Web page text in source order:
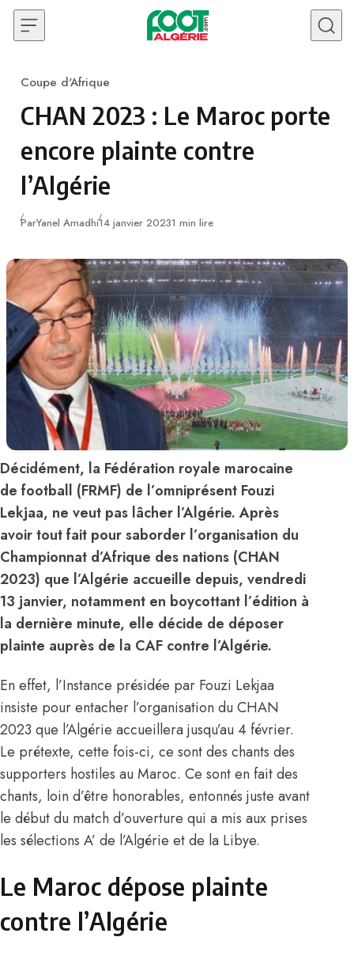
Skip to content
Category
Coupe d'Afrique
CHAN 2023 : Le Maroc porte
encore plainte contre
l’Algérie
ParYanel AmadhiPublié
14 janvier 20231 min lire
Décidément, la Fédération royale marocaine
de football (FRMF) de l’omniprésent Fouzi
Lekjaa, ne veut pas lâcher l’Algérie. Après
avoir tout fait pour saborder l’organisation du
Championnat d’Afrique des nations (CHAN
2023) que l’Algérie accueille depuis, vendredi
13 janvier, notamment en boycottant l’édition à
la dernière minute, elle décide de déposer
plainte auprès de la CAF contre l’Algérie.
En effet, l’Instance présidée par Fouzi Lekjaa
insiste pour entacher l’organisation du CHAN
2023 que l’Algérie accueillera jusqu’au 4 février.
Le prétexte, cette fois-ci, ce sont des chants des
supporters hostiles au Maroc. Ce sont en fait des
chants, loin d’être honorables, entonnés juste avant
le début du match d’ouverture qui a mis aux prises
les sélections A’ de l’Algérie et de la Libye.
Le Maroc dépose plainte
contre l’Algérie